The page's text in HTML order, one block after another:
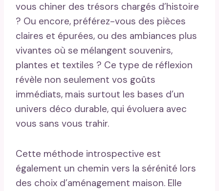
vous chiner des trésors chargés d’histoire
? Ou encore, préférez-vous des pièces
claires et épurées, ou des ambiances plus
vivantes où se mélangent souvenirs,
plantes et textiles ? Ce type de réflexion
révèle non seulement vos goûts
immédiats, mais surtout les bases d’un
univers déco durable, qui évoluera avec
vous sans vous trahir.
Cette méthode introspective est
également un chemin vers la sérénité lors
des choix d’aménagement maison. Elle